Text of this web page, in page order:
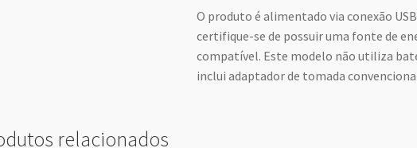
O produto é alimentado via conexão
certifique-se de possuir uma fonte de
compatível. Este modelo não utiliza
inclui adaptador de tomada
relacionados